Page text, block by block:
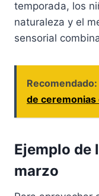
temporada, los
naturaleza y el
sensorial
Recomendado:
de ceremonias
Ejemplo de
marzo